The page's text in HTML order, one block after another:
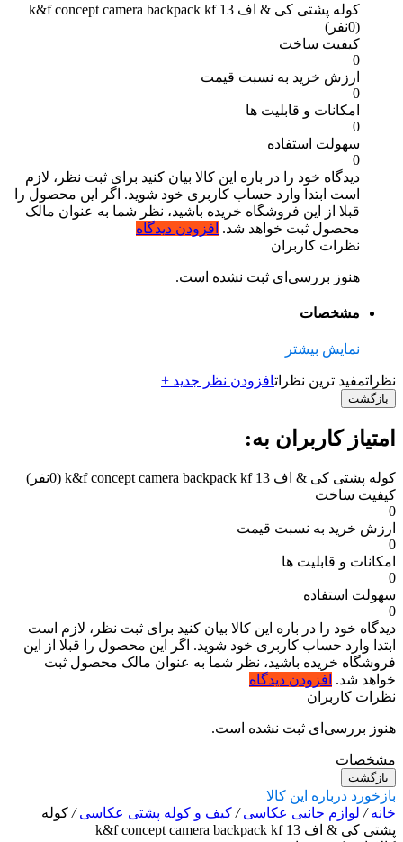
کوله پشتی کی & اف k&f concept camera backpack kf 13
(0نفر)
کیفیت ساخت
0
ارزش خرید به نسبت قیمت
0
امکانات و قابلیت ها
0
سهولت استفاده
0
دیدگاه خود را در باره این کالا بیان کنید برای ثبت نظر، لازم
است ابتدا وارد حساب کاربری خود شوید. اگر این محصول را
قبلا از این فروشگاه خریده باشید، نظر شما به عنوان مالک
محصول ثبت خواهد شد. افزودن دیدگاه
نظرات کاربران
هنوز بررسی‌ای ثبت نشده است.
مشخصات
نمایش بیشتر
نظراتمفید ترین نظراتافزودن نظر جدید +
بازگشت
امتیاز کاربران به:
کوله پشتی کی & اف k&f concept camera backpack kf 13
(0نفر)
کیفیت ساخت
0
ارزش خرید به نسبت قیمت
0
امکانات و قابلیت ها
0
سهولت استفاده
0
دیدگاه خود را در باره این کالا بیان کنید برای ثبت نظر، لازم است
ابتدا وارد حساب کاربری خود شوید. اگر این محصول را قبلا از این
فروشگاه خریده باشید، نظر شما به عنوان مالک محصول ثبت
خواهد شد. افزودن دیدگاه
نظرات کاربران
هنوز بررسی‌ای ثبت نشده است.
مشخصات
بازگشت
بازخورد درباره این کالا
خانه/ لوازم جانبی عکاسی/ کیف و کوله پشتی عکاسی/ کوله
پشتی کی & اف k&f concept camera backpack kf 13